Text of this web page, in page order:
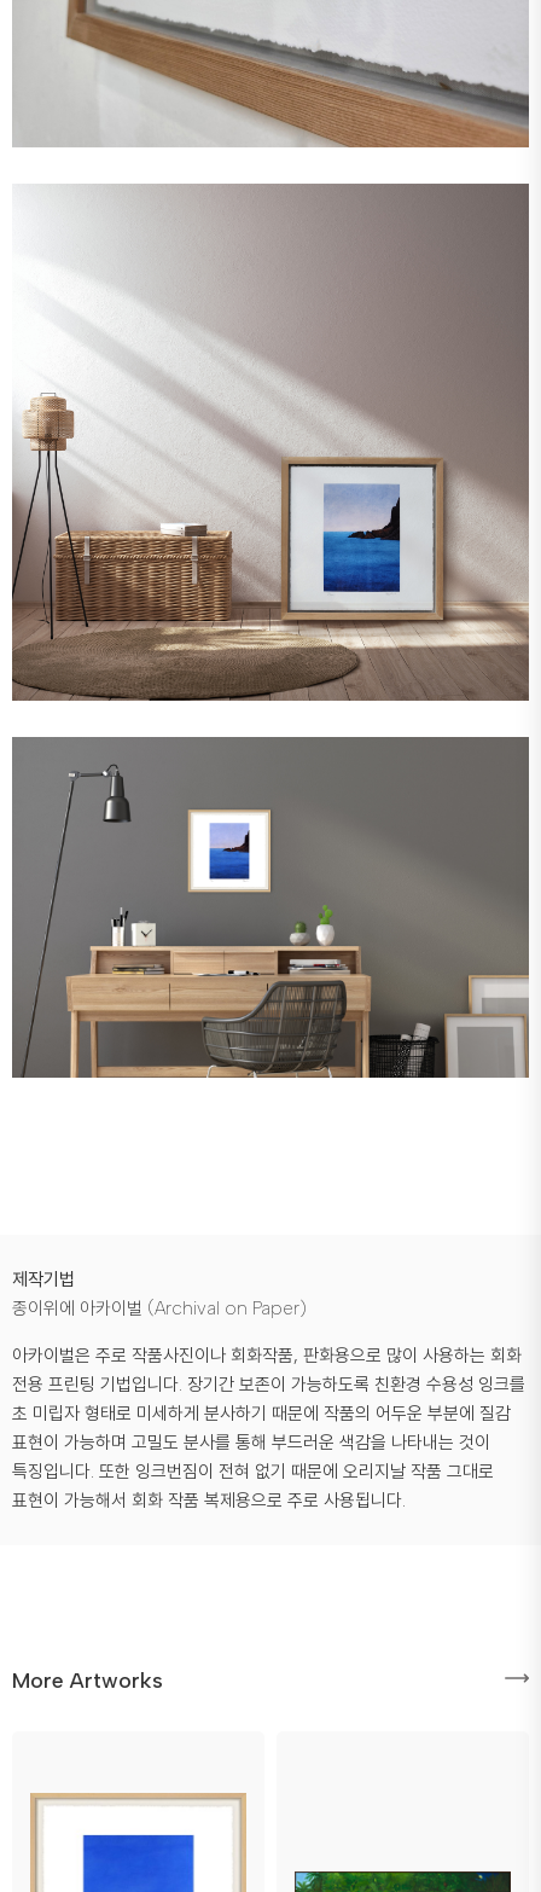
제작기법
종이위에 아카이벌 (Archival on Paper)
아카이벌은 주로 작품사진이나 회화작품, 판화용으로 많이 사용하는 회화
전용 프린팅 기법입니다. 장기간 보존이 가능하도록 친환경 수용성 잉크를
초 미립자 형태로 미세하게 분사하기 때문에 작품의 어두운 부분에 질감
표현이 가능하며 고밀도 분사를 통해 부드러운 색감을 나타내는 것이
특징입니다. 또한 잉크번짐이 전혀 없기 때문에 오리지날 작품 그대로
표현이 가능해서 회화 작품 복제용으로 주로 사용됩니다.
More Artworks